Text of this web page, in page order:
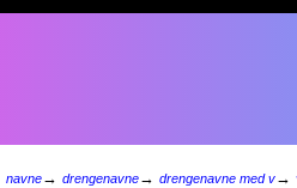
navne→ drengenavne→ drengenavne med v→